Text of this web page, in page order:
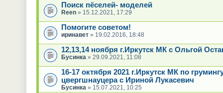
Поиск пёселей- моделей
Reen» 15.12.2021, 17:29
Помогите советом!
иринавет» 19.02.2016, 18:48
12,13,14 ноября г.Иркутск МК с Ольгой
Бусинка » 29.09.2021, 11:08
16-17 октября 2021 г.Иркутск МК по
цвергшнауцера с Ириной Лукасевич
Бусинка » 15.07.2021, 10:25